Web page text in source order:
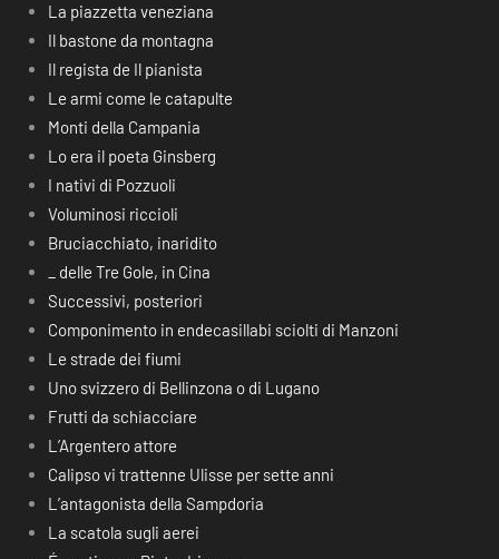
La piazzetta veneziana
Il bastone da montagna
Il regista de Il pianista
Le armi come le catapulte
Monti della Campania
Lo era il poeta Ginsberg
I nativi di Pozzuoli
Voluminosi riccioli
Bruciacchiato, inaridito
_ delle Tre Gole, in Cina
Successivi, posteriori
Componimento in endecasillabi sciolti di Manzoni
Le strade dei fiumi
Uno svizzero di Bellinzona o di Lugano
Frutti da schiacciare
L’Argentero attore
Calipso vi trattenne Ulisse per sette anni
L’antagonista della Sampdoria
La scatola sugli aerei